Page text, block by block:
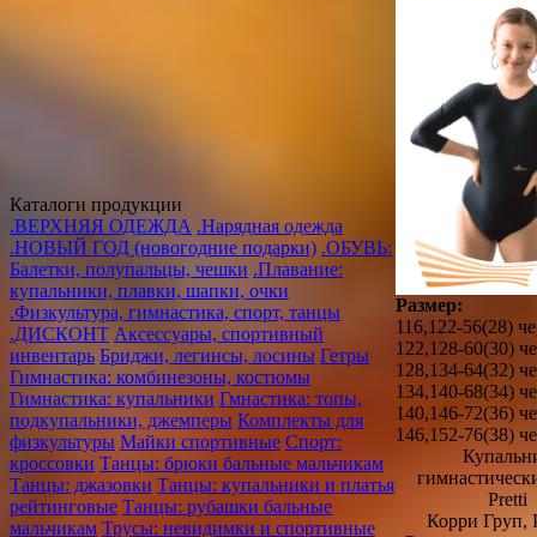
Каталоги продукции
.ВЕРХНЯЯ ОДЕЖДА .Нарядная одежда
.НОВЫЙ ГОД (новогодние подарки) .ОБУВЬ:
Балетки, полупальцы, чешки .Плавание:
купальники, плавки, шапки, очки
.Физкультура, гимнастика, спорт, танцы
.ДИСКОНТ Аксессуары, спортивный
инвентарь Бриджи, легинсы, лосины Гетры
Гимнастика: комбинезоны, костюмы
Гимнастика: купальники Гмнастика: топы,
подкупальники, джемперы Комплекты для
физкультуры Майки спортивные Спорт:
кроссовки Танцы: брюки бальные мальчикам
Танцы: джазовки Танцы: купальники и платья
рейтинговые Танцы: рубашки бальные
мальчикам Трусы: невидимки и спортивные
Размер:
116,122-56(28)
122,128-60(30)
128,134-64(32)
134,140-68(34)
140,146-72(36)
146,152-76(38)
Pretti
Корри Груп,